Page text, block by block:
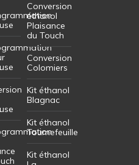
Conversion
éthanol
Plaisance
du Touch
Conversion
Colomiers
Kit éthanol
Blagnac
Kit éthanol
Tournefeuille
Kit éthanol